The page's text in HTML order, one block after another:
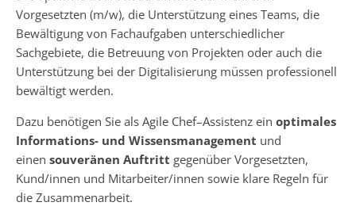
Vorgesetzten (m/w), die Unterstützung eines Teams, die
Bewältigung von Fachaufgaben unterschiedlicher
Sachgebiete, die Betreuung von Projekten oder auch die
Unterstützung bei der Digitalisierung müssen professionell
bewältigt werden.
Dazu benötigen Sie als Agile Chef–Assistenz ein optimales
Informations- und Wissensmanagement und
einen souveränen Auftritt gegenüber Vorgesetzten,
Kund/innen und Mitarbeiter/innen sowie klare Regeln für
die Zusammenarbeit.